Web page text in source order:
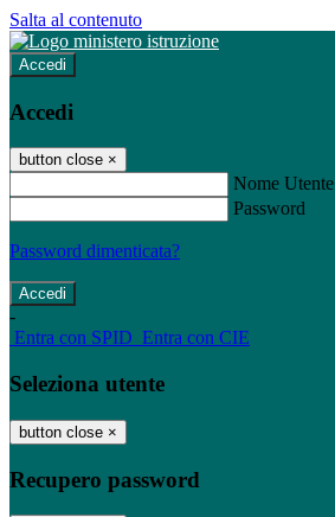
Salta al contenuto
Accedi
Accedi
button close ×
Nome Utente
Password
Password dimenticata?
-
Entra con SPID Entra con CIE
Seleziona utente
button close ×
Recupero password